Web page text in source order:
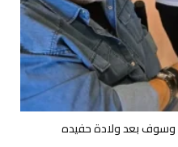
وسوف بعد ولادة حفيده